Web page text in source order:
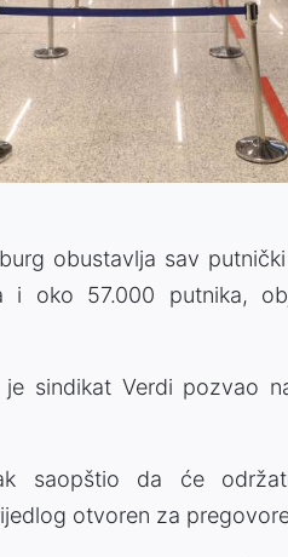
obustavlja sav
oko 57.000 putnika,
sindikat Verdi pozvao
saopštio da će
otvoren za